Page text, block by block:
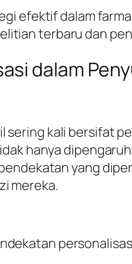
efektif dalam
terbaru dan
dalam
kali bersifat
hanya
yang
mereka.